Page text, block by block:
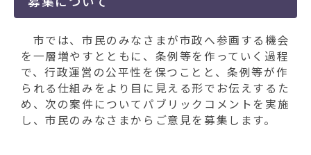
市では、市民のみなさまが市政へ参画する機会
を一層増やすとともに、条例等を作っていく過程
で、行政運営の公平性を保つことと、条例等が作
られる仕組みをより目に見える形でお伝えするた
め、次の案件についてパブリックコメントを実施
し、市民のみなさまからご意見を募集します。